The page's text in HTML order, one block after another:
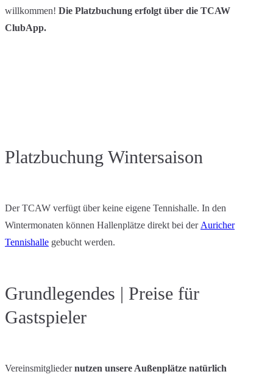
willkommen! Die Platzbuchung erfolgt über die TCAW
ClubApp.
Platzbuchung Wintersaison
Der TCAW verfügt über keine eigene Tennishalle. In den
Wintermonaten können Hallenplätze direkt bei der Auricher
Tennishalle gebucht werden.
Grundlegendes | Preise für
Gastspieler
Vereinsmitgliedernutzen unsere Außenplätze natürlich